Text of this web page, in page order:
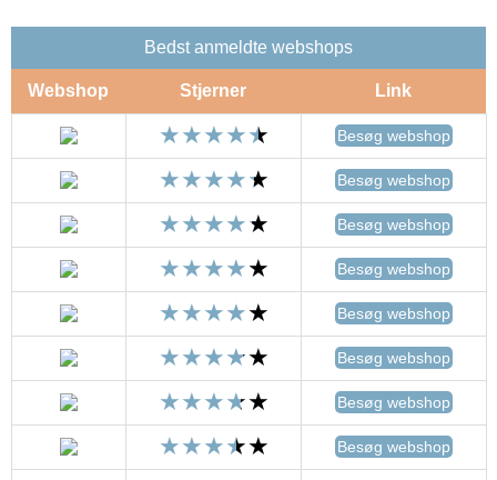
Bedst anmeldte webshops
Webshop Stjerner Link
Besøg webshop
Besøg webshop
Besøg webshop
Besøg webshop
Besøg webshop
Besøg webshop
Besøg webshop
Besøg webshop